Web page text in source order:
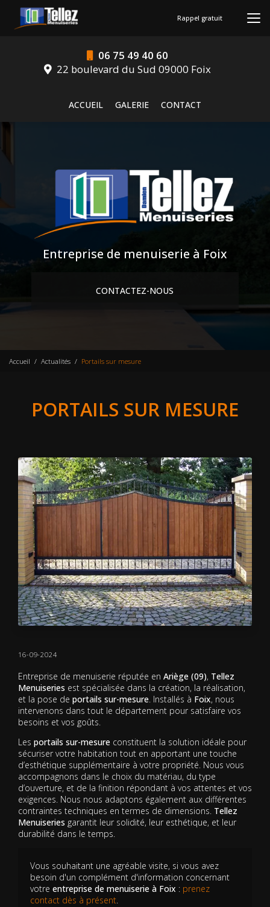
contenu
06 75 49 40 60
22 boulevard du Sud 09000 Foix
ACCUEIL
GALERIE CONTACT
Rappel gratuit
Entreprise de menuiserie à Foix
CONTACTEZ-NOUS
Accueil Actualités Portails sur mesure
PORTAILS SUR MESURE
16-09-2024
Entreprise de menuiserie réputée en Ariège (09), Tellez
Menuiseries est spécialisée dans la création, la réalisation,
et la pose de portails sur-mesure. Installés à Foix, nous
intervenons dans tout le département pour satisfaire vos
besoins et vos goûts.
Les portails sur-mesure constituent la solution idéale pour
sécuriser votre habitation tout en apportant une touche
d’esthétique supplémentaire à votre propriété. Nous vous
accompagnons dans le choix du matériau, du type
d’ouverture, et de la finition répondant à vos attentes et vos
exigences. Nous nous adaptons également aux différentes
contraintes techniques en termes de dimensions. Tellez
Menuiseries garantit leur solidité, leur esthétique, et leur
durabilité dans le temps.
Vous souhaitant une agréable visite, si vous avez
besoin d'un complément d'information concernant
votre entreprise de menuiserie à Foix : prenez
contact dès à présent.